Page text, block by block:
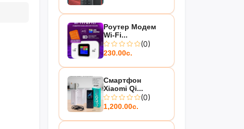
Роутер Модем
Wi-Fi...
(0)
230.00с.
Смартфон
Xiaomi Qi...
(0)
1,200.00с.